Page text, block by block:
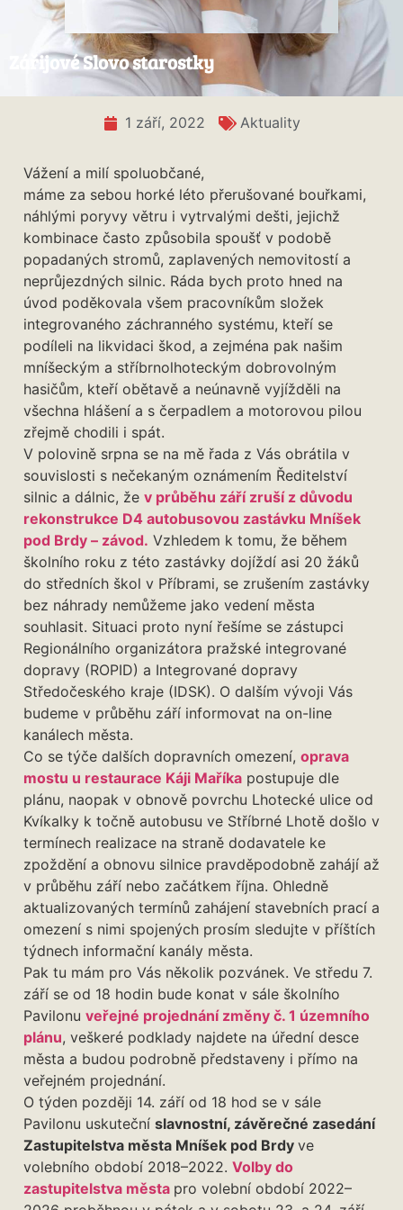
Zářijové Slovo starostky
1 září, 2022 Aktuality
Vážení a milí spoluobčané,
máme za sebou horké léto přerušované bouřkami,
náhlými poryvy větru i vytrvalými dešti, jejichž
kombinace často způsobila spoušť v podobě
popadaných stromů, zaplavených nemovitostí a
neprůjezdných silnic. Ráda bych proto hned na
úvod poděkovala všem pracovníkům složek
integrovaného záchranného systému, kteří se
podíleli na likvidaci škod, a zejména pak našim
mníšeckým a stříbrnolhoteckým dobrovolným
hasičům, kteří obětavě a neúnavně vyjížděli na
všechna hlášení a s čerpadlem a motorovou pilou
zřejmě chodili i spát.
V polovině srpna se na mě řada z Vás obrátila v
souvislosti s nečekaným oznámením Ředitelství
silnic a dálnic, že v průběhu září zruší z důvodu
rekonstrukce D4 autobusovou zastávku Mníšek
pod Brdy – závod. Vzhledem k tomu, že během
školního roku z této zastávky dojíždí asi 20 žáků
do středních škol v Příbrami, se zrušením zastávky
bez náhrady nemůžeme jako vedení města
souhlasit. Situaci proto nyní řešíme se zástupci
Regionálního organizátora pražské integrované
dopravy (ROPID) a Integrované dopravy
Středočeského kraje (IDSK). O dalším vývoji Vás
budeme v průběhu září informovat na on-line
kanálech města.
Co se týče dalších dopravních omezení, oprava
mostu u restaurace Káji Maříka postupuje dle
plánu, naopak v obnově povrchu Lhotecké ulice od
Kvíkalky k točně autobusu ve Stříbrné Lhotě došlo v
termínech realizace na straně dodavatele ke
zpoždění a obnovu silnice pravděpodobně zahájí až
v průběhu září nebo začátkem října. Ohledně
aktualizovaných termínů zahájení stavebních prací a
omezení s nimi spojených prosím sledujte v příštích
týdnech informační kanály města.
Pak tu mám pro Vás několik pozvánek. Ve středu 7.
září se od 18 hodin bude konat v sále školního
Pavilonu veřejné projednání změny č. 1 územního
plánu, veškeré podklady najdete na úřední desce
města a budou podrobně představeny i přímo na
veřejném projednání.
O týden později 14. září od 18 hod se v sále
Pavilonu uskuteční slavnostní, závěrečné zasedání
Zastupitelstva města Mníšek pod Brdy ve
volebního období 2018–2022. Volby do
zastupitelstva města pro volební období 2022–